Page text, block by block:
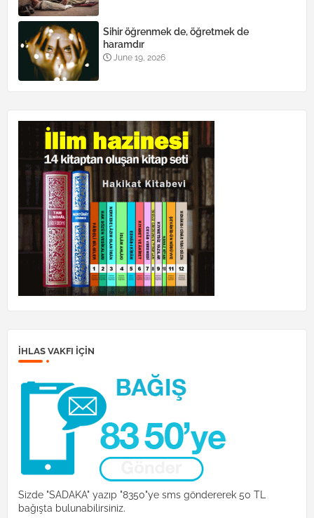
Sihir öğrenmek de, öğretmek de
haramdır
June 19, 2026
İHLAS VAKFI IÇIN
Sizde "SADAKA" yazıp "8350"ye sms göndererek 50 TL
bağışta bulunabilirsiniz.